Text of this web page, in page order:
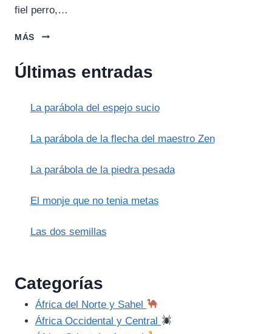
fiel perro,…
MÁS
HANASAKA
Últimas entradas
La parábola del espejo sucio
La parábola de la flecha del maestro Zen
La parábola de la piedra pesada
El monje que no tenia metas
Las dos semillas
Categorías
África del Norte y Sahel
África Occidental y Central